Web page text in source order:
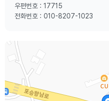
우편번호 : 17715
전화번호 : 010-8207-1023